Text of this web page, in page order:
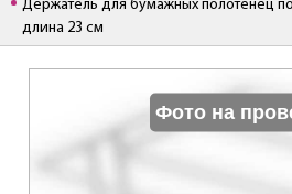
Держатель для бумажных полотенец
длина 23 см
Фото на